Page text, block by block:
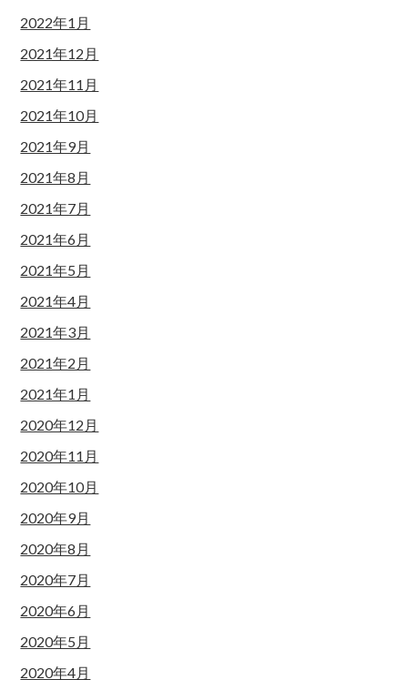
2022年1月
2021年12月
2021年11月
2021年10月
2021年9月
2021年8月
2021年7月
2021年6月
2021年5月
2021年4月
2021年3月
2021年2月
2021年1月
2020年12月
2020年11月
2020年10月
2020年9月
2020年8月
2020年7月
2020年6月
2020年5月
2020年4月